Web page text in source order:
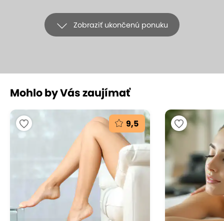
Zobraziť ukončenú ponuku
+7
Klasická celotelová masáž
od certifikovanej športovej masérky
v štúdiu Laura Lombardi
Laura Lombardi - Telová kozmetika, Bratislava - Staré Mesto
Veľmi dobré hodnotenie
Doprajte si klasickú celotelovú masáž v rukách
Mohlo by Vás zaujímať
9,5